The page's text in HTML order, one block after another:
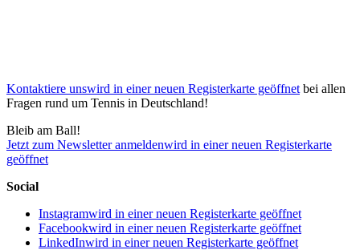
Kontaktiere unswird in einer neuen Registerkarte geöffnet bei allen
Fragen rund um Tennis in Deutschland!
Bleib am Ball!
Jetzt zum Newsletter anmeldenwird in einer neuen Registerkarte
geöffnet
Social
Instagramwird in einer neuen Registerkarte geöffnet
Facebookwird in einer neuen Registerkarte geöffnet
LinkedInwird in einer neuen Registerkarte geöffnet